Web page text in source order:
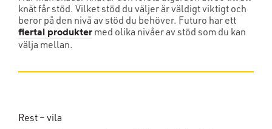
knät får stöd. Vilket stöd du väljer är väldigt viktigt och
beror på den nivå av stöd du behöver. Futuro har ett
flertal produkter med olika nivåer av stöd som du kan
välja mellan.
Rest – vila